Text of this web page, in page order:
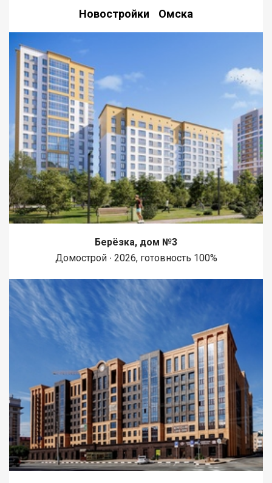
Новостройки Омска
Берёзка, дом №3
Домострой ∙ 2026, готовность 100%